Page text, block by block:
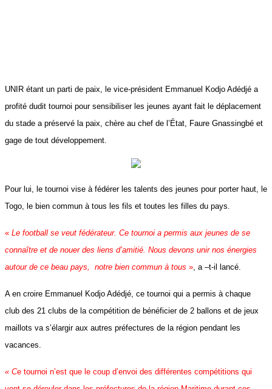
UNIR étant un parti de paix, le vice-président Emmanuel Kodjo Adédjé a
profité dudit tournoi pour sensibiliser les jeunes ayant fait le déplacement
du stade a préservé la paix, chère au chef de l’État, Faure Gnassingbé et
gage de tout développement.
Pour lui, le tournoi vise à fédérer les talents des jeunes pour porter haut, le
Togo, le bien commun à tous les fils et toutes les filles du pays.
« Le football se veut fédérateur. Ce tournoi a permis aux jeunes de se
connaître et de nouer des liens d’amitié. Nous devons unir nos énergies
autour de ce beau pays, notre bien commun à tous » , a –t-il lancé.
A en croire Emmanuel Kodjo Adédjé, ce tournoi qui a permis à chaque
club des 21 clubs de la compétition de bénéficier de 2 ballons et de jeux
maillots va s’élargir aux autres préfectures de la région pendant les
vacances.
« Ce tournoi n’est que le coup d’envoi des différentes compétitions qui